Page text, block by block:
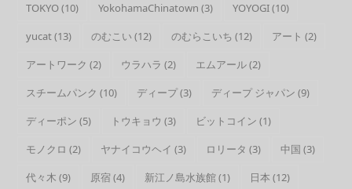
TOKYO(10) YokohamaChinatown (3) YOYOGI(10)
yucat(13) のむこい (12) のむらこいち (12) アート (2)
アートワーク (2) ウラハラ (2) エムアール(2)
スチームパンク (10) ディープ(3) ディープ ジャパン (9)
ディーポン (5) トウキョウ (3) ビットコイン (1)
モノクロ (2) ヤナイコウヘイ (3) ロリータ (3) 中国 (3)
代々木 (9) 原宿 (4) 新江ノ島水族館(1) 日本 (12)